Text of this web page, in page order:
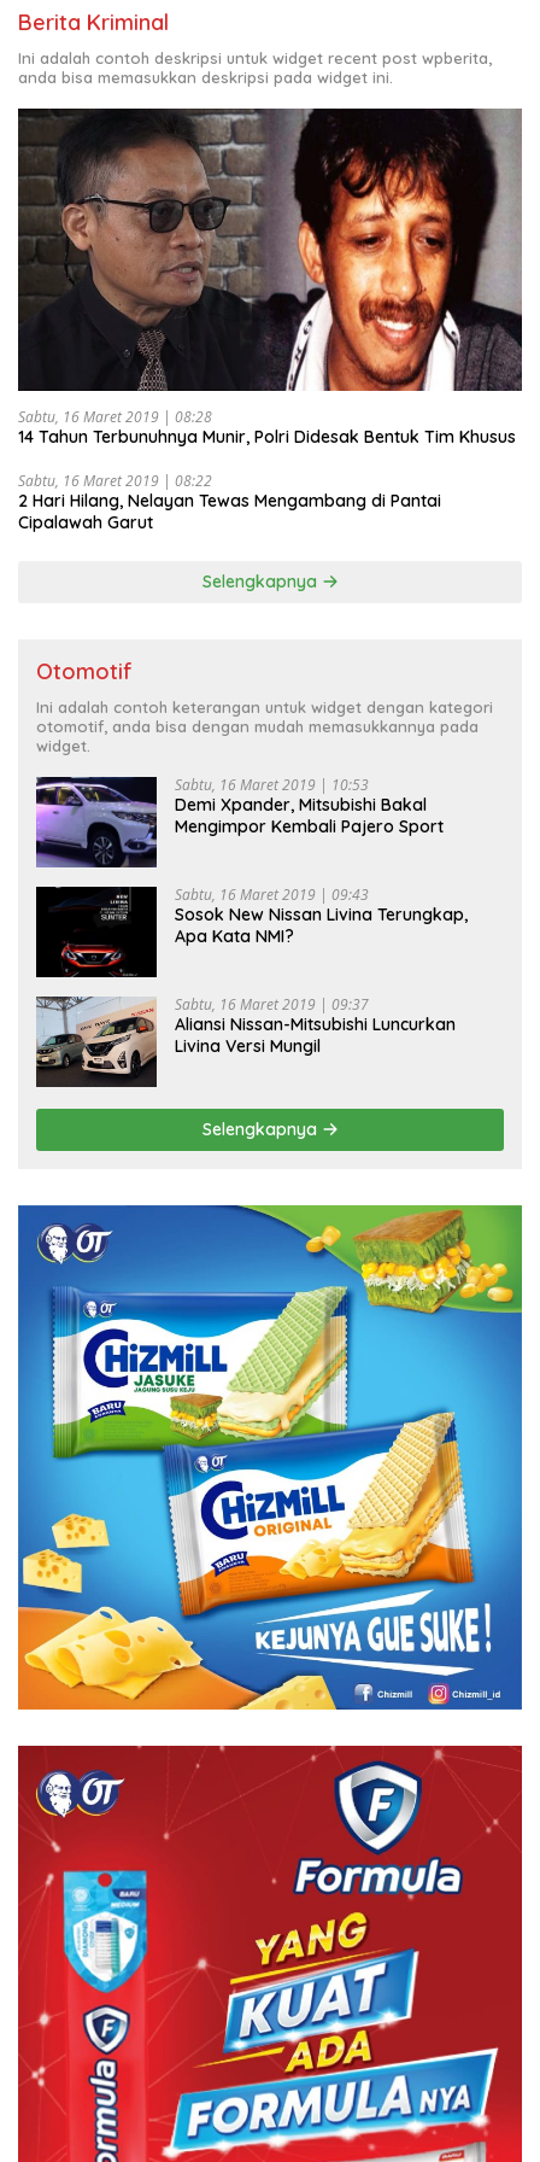
Berita Kriminal
Ini adalah contoh deskripsi untuk widget recent post wpberita,
anda bisa memasukkan deskripsi pada widget ini.
Sabtu, 16 Maret 2019 | 08:28
14 Tahun Terbunuhnya Munir, Polri Didesak Bentuk Tim Khusus
Sabtu, 16 Maret 2019 | 08:22
2 Hari Hilang, Nelayan Tewas Mengambang di Pantai
Cipalawah Garut
Selengkapnya
Otomotif
Ini adalah contoh keterangan untuk widget dengan kategori
otomotif, anda bisa dengan mudah memasukkannya pada
widget.
Sabtu, 16 Maret 2019 | 10:53
Demi Xpander, Mitsubishi Bakal
Mengimpor Kembali Pajero Sport
Sabtu, 16 Maret 2019 | 09:43
Sosok New Nissan Livina Terungkap,
Apa Kata NMI?
Sabtu, 16 Maret 2019 | 09:37
Aliansi Nissan-Mitsubishi Luncurkan
Livina Versi Mungil
Selengkapnya